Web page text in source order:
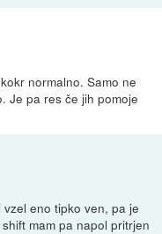
normalno. Samo ne
Je pa res če jih pomoje
eno tipko ven, pa je
mam pa napol pritrjen